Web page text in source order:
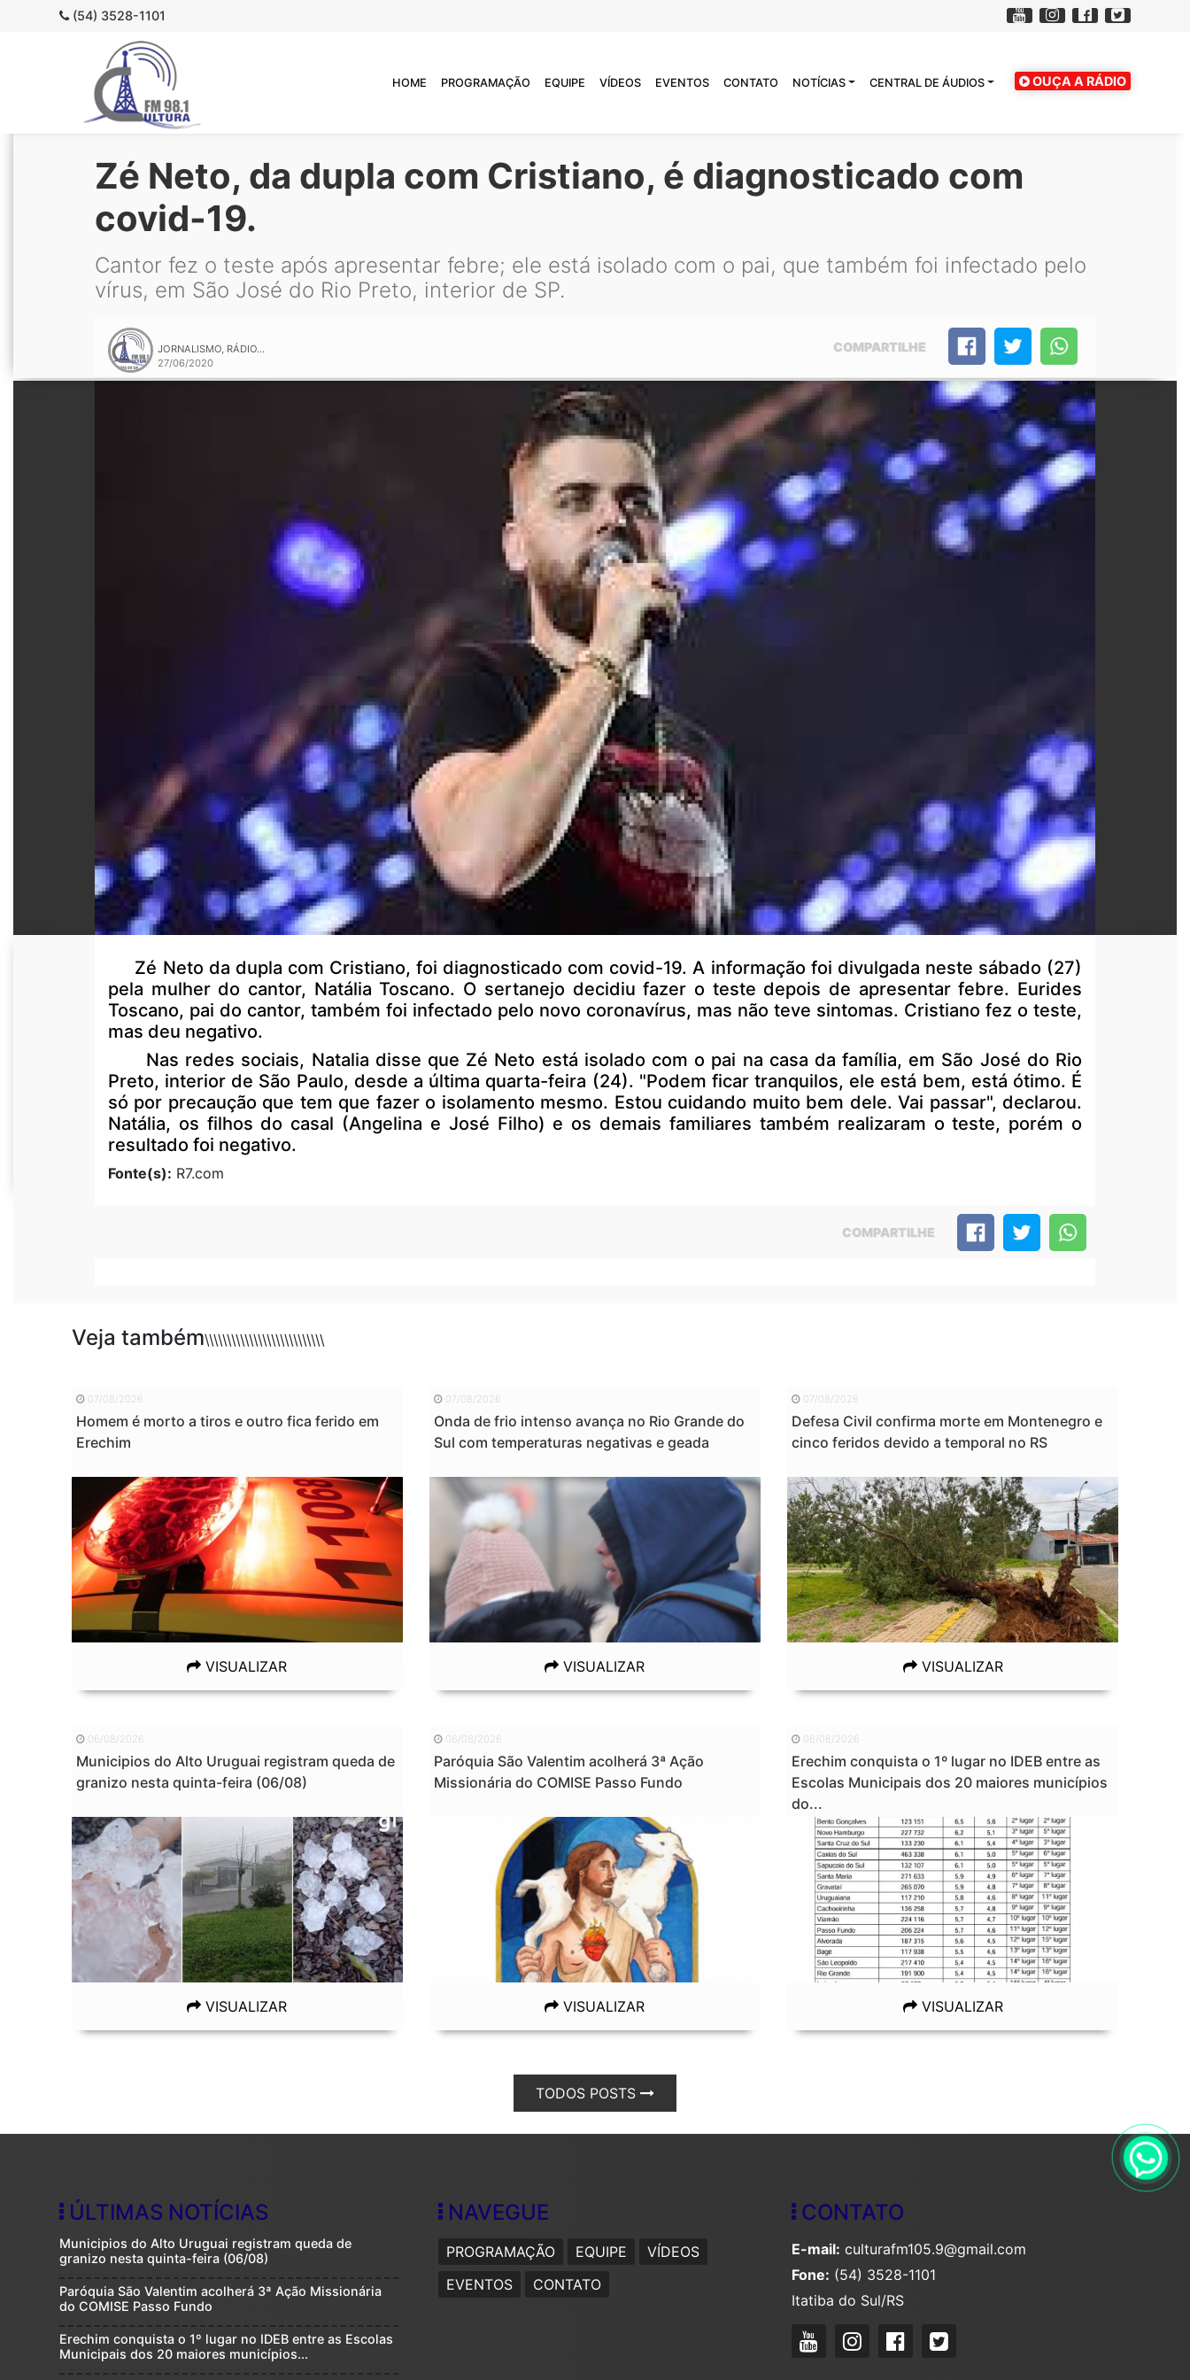
(54) 3528-1101
HOME PROGRAMAÇÃO EQUIPE VÍDEOS EVENTOS CONTATO NOTÍCIAS CENTRAL DE ÁUDIOS OUÇA A RÁDIO
Zé Neto, da dupla com Cristiano, é diagnosticado com
covid-19.
Cantor fez o teste após apresentar febre; ele está isolado com o pai, que também foi infectado pelo
vírus, em São José do Rio Preto, interior de SP.
JORNALISMO, RÁDIO...
27/06/2020
COMPARTILHE
Zé Neto da dupla com Cristiano, foi diagnosticado com covid-19. A informação foi divulgada neste sábado (27)
pela mulher do cantor, Natália Toscano. O sertanejo decidiu fazer o teste depois de apresentar febre. Eurides
Toscano, pai do cantor, também foi infectado pelo novo coronavírus, mas não teve sintomas. Cristiano fez o teste,
mas deu negativo.
Nas redes sociais, Natalia disse que Zé Neto está isolado com o pai na casa da família, em São José do Rio
Preto, interior de São Paulo, desde a última quarta-feira (24). "Podem ficar tranquilos, ele está bem, está ótimo. É
só por precaução que tem que fazer o isolamento mesmo. Estou cuidando muito bem dele. Vai passar", declarou.
Natália, os filhos do casal (Angelina e José Filho) e os demais familiares também realizaram o teste, porém o
resultado foi negativo.
Fonte(s): R7.com
COMPARTILHE
Veja também\\\\\\\\\\\\\\\\\\\\\\\\\\\
07/08/2026
Homem é morto a tiros e outro fica ferido em
Erechim
VISUALIZAR
07/08/2026
Onda de frio intenso avança no Rio Grande do
Sul com temperaturas negativas e geada
VISUALIZAR
07/08/2026
Defesa Civil confirma morte em Montenegro e
cinco feridos devido a temporal no RS
VISUALIZAR
06/08/2026
Municipios do Alto Uruguai registram queda de
granizo nesta quinta-feira (06/08)
VISUALIZAR
06/08/2026
Paróquia São Valentim acolherá 3ª Ação
Missionária do COMISE Passo Fundo
VISUALIZAR
06/08/2026
Erechim conquista o 1º lugar no IDEB entre as
Escolas Municipais dos 20 maiores municípios
do...
VISUALIZAR
TODOS POSTS
ÚLTIMAS NOTÍCIAS
Municipios do Alto Uruguai registram queda de
granizo nesta quinta-feira (06/08)
Paróquia São Valentim acolherá 3ª Ação Missionária
do COMISE Passo Fundo
Erechim conquista o 1º lugar no IDEB entre as Escolas
Municipais dos 20 maiores municípios...
NAVEGUE
PROGRAMAÇÃO EQUIPE
VÍDEOS
EVENTOS
CONTATO
CONTATO
E-mail: culturafm105.9@gmail.com
Fone: (54) 3528-1101
Itatiba do Sul/RS